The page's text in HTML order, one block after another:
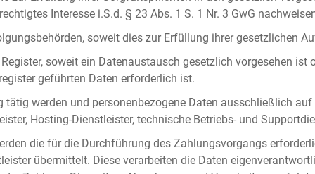
Interesse i.S.d. § 23 Abs. 1 S. 1 Nr. 3 GwG
soweit dies zur Erfüllung ihrer gesetzlichen
soweit ein Datenaustausch gesetzlich vorgesehen ist
geführten Daten erforderlich ist.
werden und personenbezogene Daten ausschließlich
Hosting-Dienstleister, technische Betriebs- und
die für die Durchführung des Zahlungsvorgangs
übermittelt. Diese verarbeiten die Daten